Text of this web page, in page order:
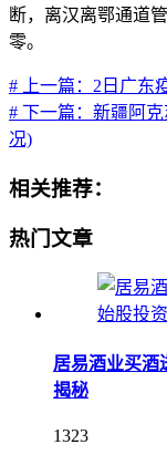
断，离汉离鄂通道
零。
# 上一篇：2日广东
# 下一篇：新疆阿
况)
相关推荐：
热门文章
居易酒业买酒
揭秘
1323